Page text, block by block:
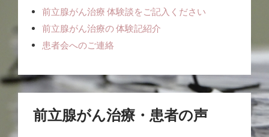
前立腺がん治療 体験談をご記入ください
前立腺がん治療の 体験記紹介
患者会へのご連絡
前立腺がん治療・患者の声